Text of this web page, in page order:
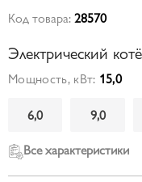
Код товара:28570
Электрический
Мощность, кВт: 15,0
6,0
9,0
Все характеристики